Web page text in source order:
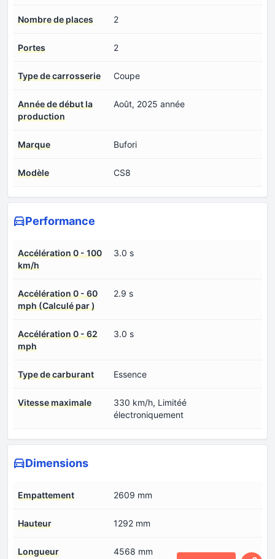
Nombre de places 2
Portes 2
Type de carrosserie Coupe
Année de début la
production
Août, 2025 année
Marque Bufori
Modèle CS8
Performance
Accélération 0 - 100
km/h
3.0 s
Accélération 0 - 60
mph (Calculé par )
2.9 s
Accélération 0 - 62
mph
3.0 s
Type de carburant Essence
Vitesse maximale
330 km/h, Limitéé
électroniquement
Dimensions
Empattement 2609 mm
Hauteur 1292 mm
Longueur 4568 mm